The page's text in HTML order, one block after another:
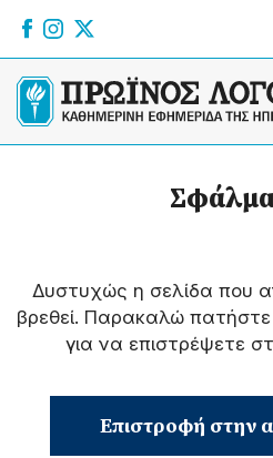
Δυστυχώς η σελίδα που
βρεθεί. Παρακαλώ
για να επιστρέψετε
Επιστροφή στην